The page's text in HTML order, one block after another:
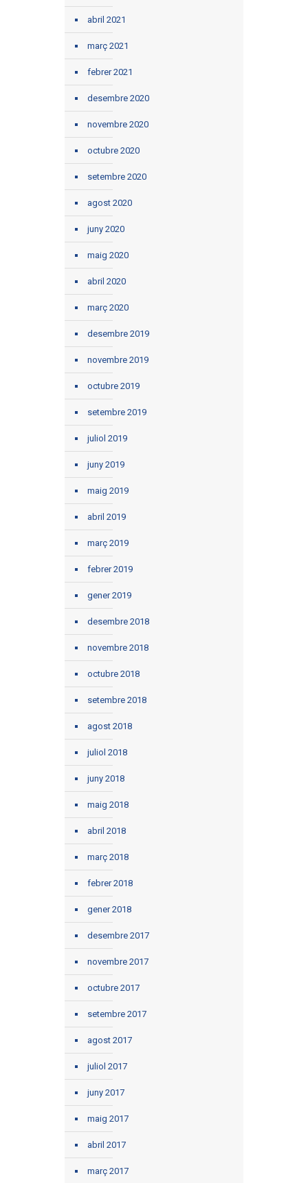
abril 2021
març 2021
febrer 2021
desembre 2020
novembre 2020
octubre 2020
setembre 2020
agost 2020
juny 2020
maig 2020
abril 2020
març 2020
desembre 2019
novembre 2019
octubre 2019
setembre 2019
juliol 2019
juny 2019
maig 2019
abril 2019
març 2019
febrer 2019
gener 2019
desembre 2018
novembre 2018
octubre 2018
setembre 2018
agost 2018
juliol 2018
juny 2018
maig 2018
abril 2018
març 2018
febrer 2018
gener 2018
desembre 2017
novembre 2017
octubre 2017
setembre 2017
agost 2017
juliol 2017
juny 2017
maig 2017
abril 2017
març 2017